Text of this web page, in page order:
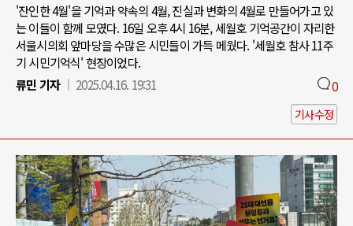
'잔인한 4월'을 기억과 약속의 4월, 진실과 변화의 4월로 만들어가고 있
는 이들이 함께 모였다. 16일 오후 4시 16분, 세월호 기억공간이 자리한
서울시의회 앞마당을 수많은 시민들이 가득 메웠다. '세월호 참사 11주
기 시민기억식' 현장이었다.
류민 기자
2025.04.16. 19:31 0
기사수정